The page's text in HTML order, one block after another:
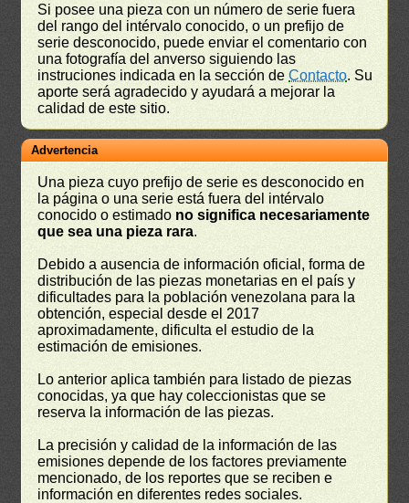
Si posee una pieza con un número de serie fuera
del rango del intérvalo conocido, o un prefijo de
serie desconocido, puede enviar el comentario con
una fotografía del anverso siguiendo las
instruciones indicada en la sección deContacto. Su
aporte será agradecido y ayudará a mejorar la
calidad de este sitio.
Advertencia
Una pieza cuyo prefijo de serie es desconocido en
la página o una serie está fuera del intérvalo
conocido o estimado no significa necesariamente
que sea una pieza rara.
Debido a ausencia de información oficial, forma de
distribución de las piezas monetarias en el país y
dificultades para la población venezolana para la
obtención, especial desde el 2017
aproximadamente, dificulta el estudio de la
estimación de emisiones.
Lo anterior aplica también para listado de piezas
conocidas, ya que hay coleccionistas que se
reserva la información de las piezas.
La precisión y calidad de la información de las
emisiones depende de los factores previamente
mencionado, de los reportes que se reciben e
información en diferentes redes sociales.